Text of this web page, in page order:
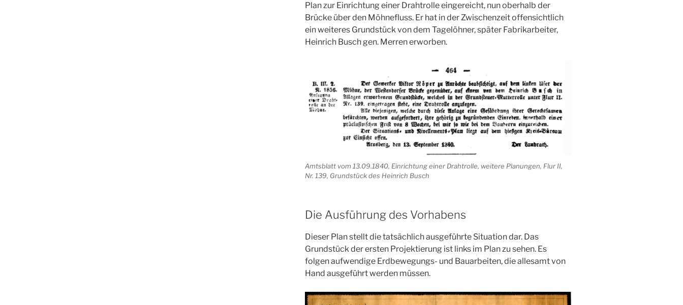
Plan zur Einrichtung einer Drahtrolle eingereicht, nun oberhalb der
Brücke über den Möhnefluss. Er hat in der Zwischenzeit offensichtlich
ein weiteres Grundstück von dem Tagelöhner, später Fabrikarbeiter,
Heinrich Busch gen. Merren erworben.
Amtsblatt vom 13.09.1840, Einrichtung einer Drahtrolle, weitere Planungen, Flur II,
Nr. 139, Grundstück des Heinrich Busch
Die Ausführung des Vorhabens
Dieser Plan stellt die tatsächlich ausgeführte Situation dar. Das
Grundstück der ersten Projektierung ist links im Plan zu sehen. Es
folgen aufwendige Erdbewegungs- und Bauarbeiten, die allesamt von
Hand ausgeführt werden müssen.